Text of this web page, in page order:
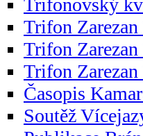
Trifonovský
Trifon
Trifon
Trifon
Časopis
Soutěž